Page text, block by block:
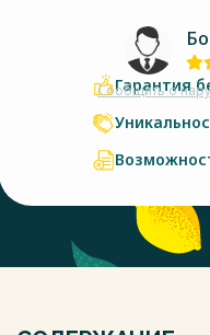
Сообщить о
Гарантия